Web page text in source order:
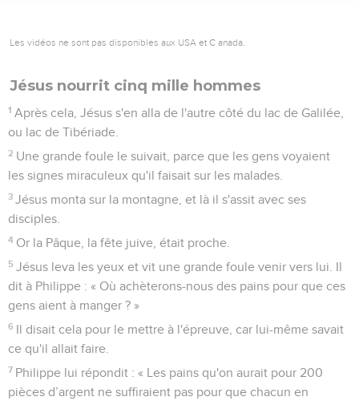
Les vidéos ne sont pas disponibles aux USA et C anada.
Jésus nourrit cinq mille hommes
1 Après cela, Jésus s'en alla de l'autre côté du lac de Galilée,
ou lac de Tibériade.
2 Une grande foule le suivait, parce que les gens voyaient
les signes miraculeux qu'il faisait sur les malades.
3 Jésus monta sur la montagne, et là il s'assit avec ses
disciples.
4 Or la Pâque, la fête juive, était proche.
5 Jésus leva les yeux et vit une grande foule venir vers lui. Il
dit à Philippe : « Où achèterons-nous des pains pour que ces
gens aient à manger ? »
6 Il disait cela pour le mettre à l'épreuve, car lui-même savait
ce qu'il allait faire.
7 Philippe lui répondit : « Les pains qu'on aurait pour 200
pièces d’argent ne suffiraient pas pour que chacun en